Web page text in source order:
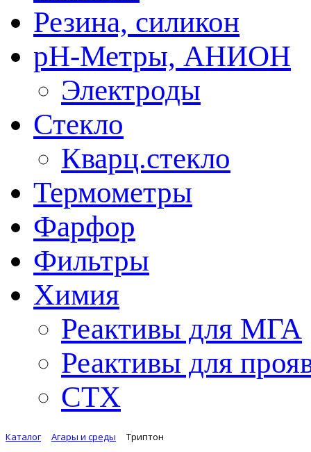
Резина, силикон
рН-Метры, АНИОН
Электроды
Стекло
Кварц.стекло
Термометры
Фарфор
Фильтры
Химия
Реактивы для МГА
Реактивы для
СТХ
Каталог Агары и среды Триптон